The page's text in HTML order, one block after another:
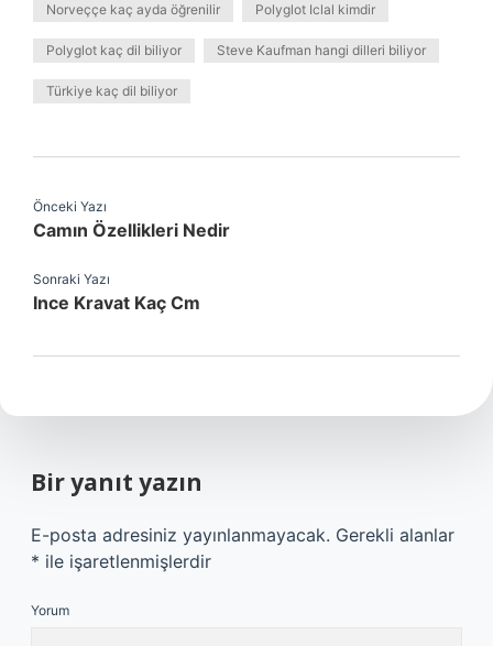
Norveççe kaç ayda öğrenilir Polyglot Iclal kimdir
Polyglot kaç dil biliyor Steve Kaufman hangi dilleri biliyor
Türkiye kaç dil biliyor
Önceki Yazı
Camın Özellikleri Nedir
Sonraki Yazı
Ince Kravat Kaç Cm
Bir yanıt yazın
E-posta adresiniz yayınlanmayacak. Gerekli alanlar
* ile işaretlenmişlerdir
Yorum